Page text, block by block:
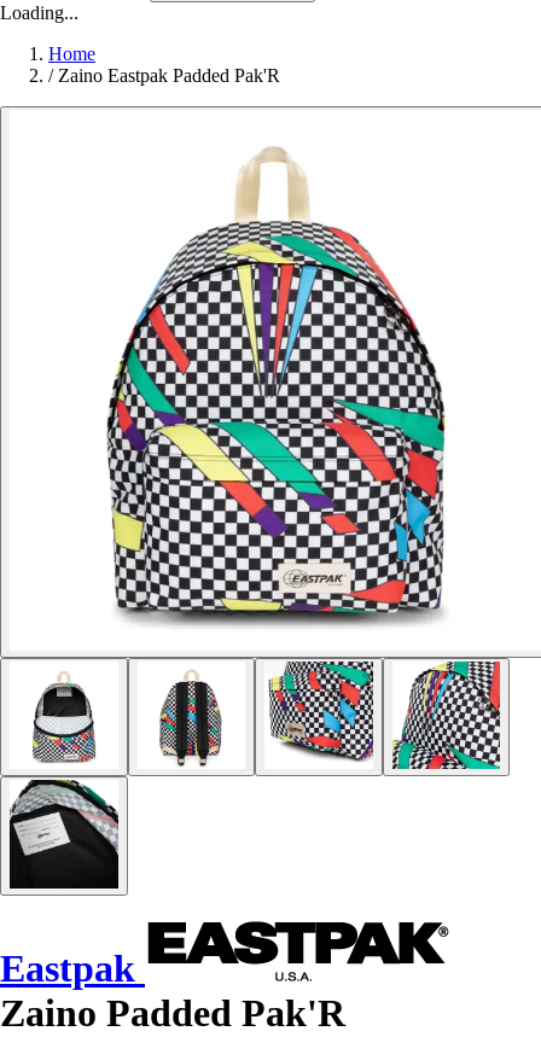
Loading...
Home
/ Zaino Eastpak Padded Pak'R
Eastpak
Zaino Padded Pak'R